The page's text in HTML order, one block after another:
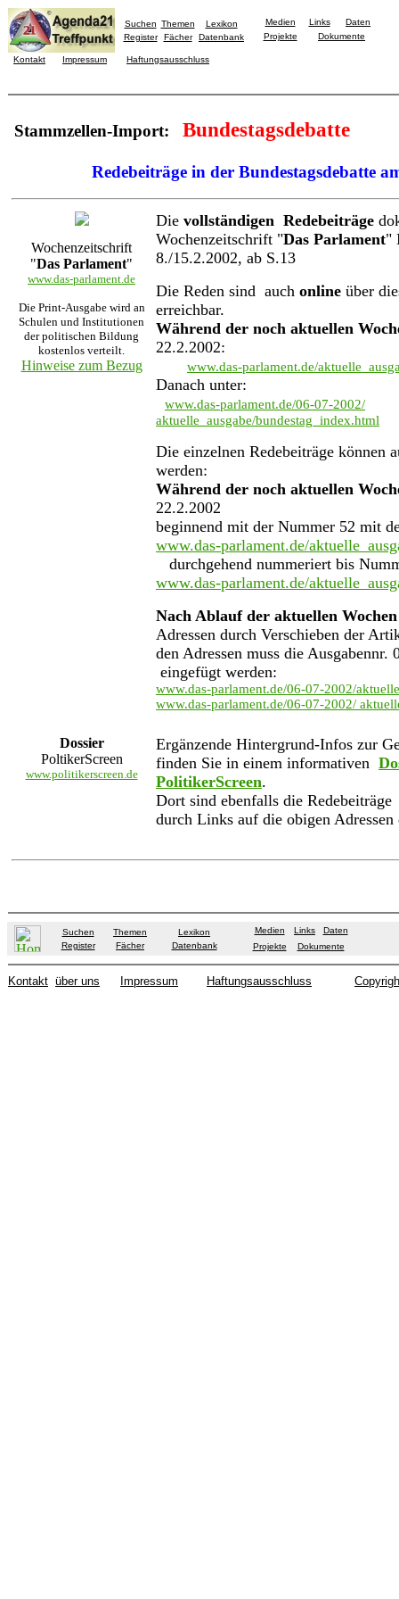
Suchen Themen
Lexikon
Register
Fächer Datenbank
Medien Links
Daten
Projekte
Dokumente
Kontakt Impressum Haftungsausschluss
Stammzellen-Import: Bundestagsdebatte
Redebeiträge in der Bundestagsdebatte
Wochenzeitschrift
"Das Parlament"
www.das-parlament.de
Die Print-Ausgabe wird an
Schulen und Institutionen
der politischen Bildung
kostenlos verteilt.
Hinweise zum Bezug
Die vollständigen Redebeiträge
Wochenzeitschrift "Das Parlament"
8./15.2.2002, ab S.13
Die Reden sind auch online über
erreichbar.
Während der noch aktuellen
22.2.2002:
www.das-parlament.de/
Danach unter:
www.das-parlament.de/06-07-2002/
aktuelle_ausgabe/bundestag_index.html
Die einzelnen Redebeiträge können
werden:
Während der noch aktuellen
22.2.2002
beginnend mit der Nummer 52 mit
www.das-parlament.de/
durchgehend nummeriert bis
www.das-parlament.de/
Nach Ablauf der aktuellen Wochen
Adressen durch Verschieben der
den Adressen muss die
eingefügt werden:
www.das-parlament.de/06-07-2002/
www.das-parlament.de/06-07-2002/
Dossier
PoltikerScreen
www.politikerscreen.de
Ergänzende Hintergrund-Infos zur
finden Sie in einem informativen
PolitikerScreen.
Dort sind ebenfalls die Redebeiträge
durch Links auf die obigen
Suchen Themen
Lexikon
Register
Fächer Datenbank
Medien Links
Daten
Projekte
Dokumente
Kontakt über uns Impressum Haftungsausschluss